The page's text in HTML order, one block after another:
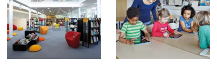
Aide
Accueil
Famille